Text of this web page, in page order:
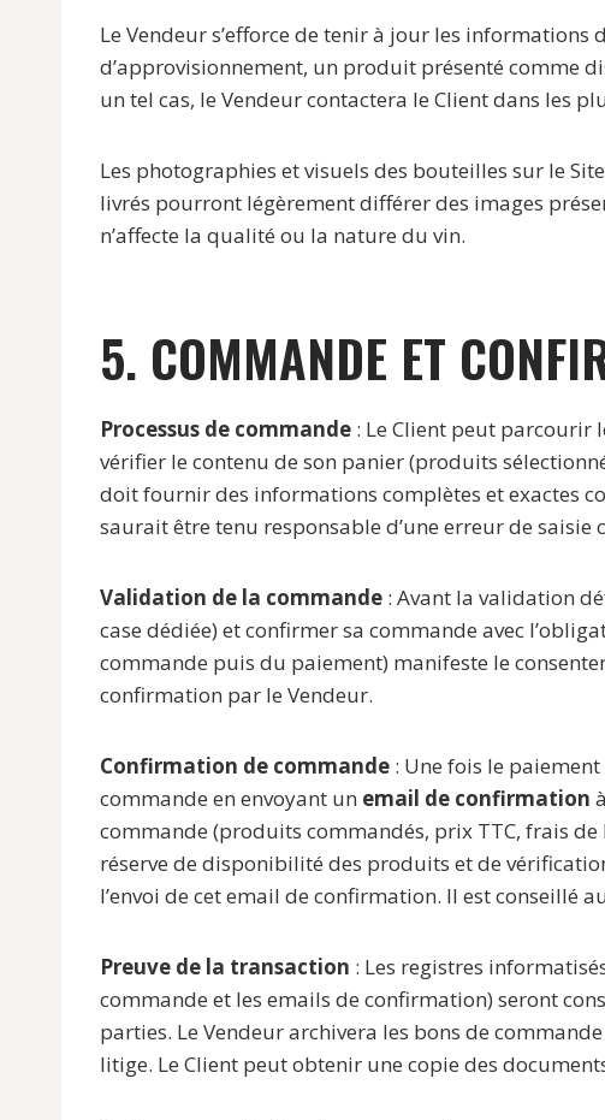
Le Vendeur s’efforce de tenir à jour les
d’approvisionnement, un produit présenté comme
un tel cas, le Vendeur contactera le Client dans les
Les photographies et visuels des bouteilles sur le
livrés pourront légèrement différer des images
n’affecte la qualité ou la nature du vin.
5. COMMANDE ET
Processus de commande : Le Client peut parcourir
vérifier le contenu de son panier (produits
doit fournir des informations complètes et exactes
saurait être tenu responsable d’une erreur de
Validation de la commande : Avant la validation
case dédiée) et confirmer sa commande avec
commande puis du paiement) manifeste le
confirmation par le Vendeur.
Confirmation de commande : Une fois le
commande en envoyant un email de confirmation
commande (produits commandés, prix TTC, frais
réserve de disponibilité des produits et de
l’envoi de cet email de confirmation. Il est conseillé
Preuve de la transaction : Les registres
commande et les emails de confirmation) seront
parties. Le Vendeur archivera les bons de
litige. Le Client peut obtenir une copie des